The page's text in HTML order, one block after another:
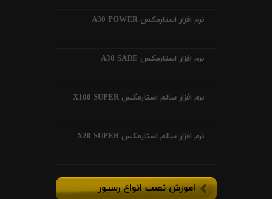
نرم افزار استارمکس A30 POWER
نرم افزار استارمکس A30 SADE
نرم افزار سالم استارمکس X100 SUPER
نرم افزار سالم استارمکس X20 SUPER
اموزش نصب انواع رسیور